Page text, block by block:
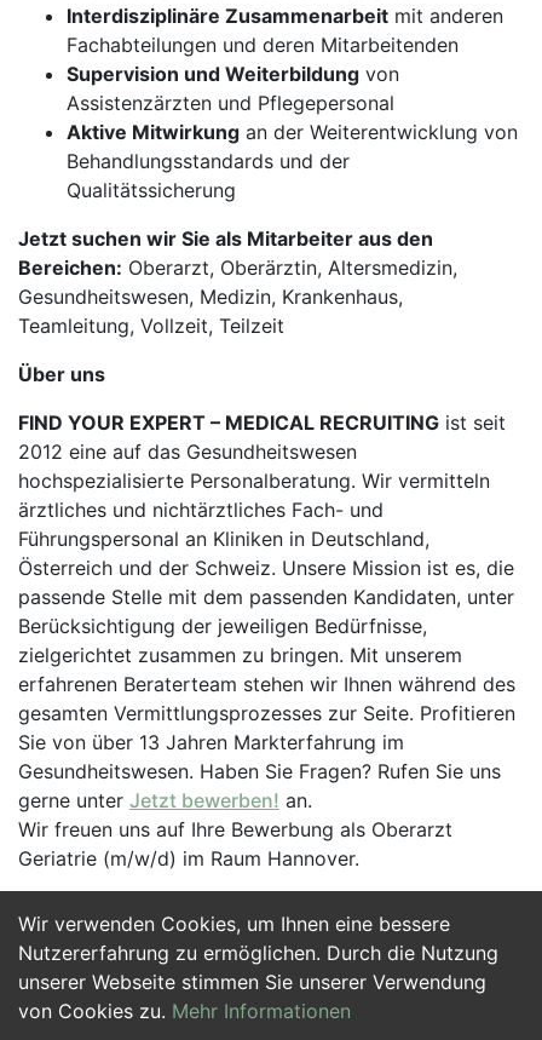
Wir verwenden Cookies, um Ihnen eine bessere
Nutzererfahrung zu ermöglichen. Durch die Nutzung
unserer Webseite stimmen Sie unserer Verwendung
von Cookies zu. Mehr Informationen
Interdisziplinäre Zusammenarbeit mit anderen
Fachabteilungen und deren Mitarbeitenden
Supervision und Weiterbildung von
Assistenzärzten und Pflegepersonal
Aktive Mitwirkung an der Weiterentwicklung von
Behandlungsstandards und der
Qualitätssicherung
Jetzt suchen wir Sie als Mitarbeiter aus den
Bereichen: Oberarzt, Oberärztin, Altersmedizin,
Gesundheitswesen, Medizin, Krankenhaus,
Teamleitung, Vollzeit, Teilzeit
Über uns
FIND YOUR EXPERT – MEDICAL RECRUITING ist seit
2012 eine auf das Gesundheitswesen
hochspezialisierte Personalberatung. Wir vermitteln
ärztliches und nichtärztliches Fach- und
Führungspersonal an Kliniken in Deutschland,
Österreich und der Schweiz. Unsere Mission ist es, die
passende Stelle mit dem passenden Kandidaten, unter
Berücksichtigung der jeweiligen Bedürfnisse,
zielgerichtet zusammen zu bringen. Mit unserem
erfahrenen Beraterteam stehen wir Ihnen während des
gesamten Vermittlungsprozesses zur Seite. Profitieren
Sie von über 13 Jahren Markterfahrung im
Gesundheitswesen. Haben Sie Fragen? Rufen Sie uns
gerne unter Jetzt bewerben! an.
Wir freuen uns auf Ihre Bewerbung als Oberarzt
Geriatrie (m/w/d) im Raum Hannover.
Jetzt Bewerben